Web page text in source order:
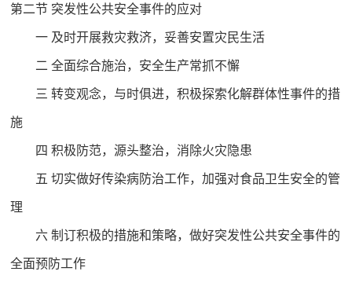
第二节 突发性公共安全事件的应对
一 及时开展救灾救济，妥善安置灾民生活
二 全面综合施治，安全生产常抓不懈
三 转变观念，与时俱进，积极探索化解群体性事件的措
施
四 积极防范，源头整治，消除火灾隐患
五 切实做好传染病防治工作，加强对食品卫生安全的管
理
六 制订积极的措施和策略，做好突发性公共安全事件的
全面预防工作